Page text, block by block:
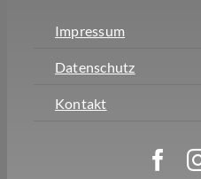
Impressum
Datenschutz
Kontakt